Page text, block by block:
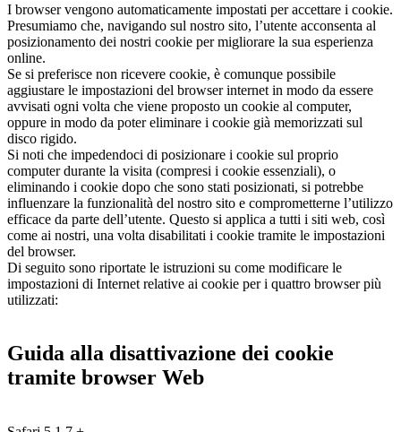
I browser vengono automaticamente impostati per accettare i cookie.
Presumiamo che, navigando sul nostro sito, l’utente acconsenta al
posizionamento dei nostri cookie per migliorare la sua esperienza
online.
Se si preferisce non ricevere cookie, è comunque possibile
aggiustare le impostazioni del browser internet in modo da essere
avvisati ogni volta che viene proposto un cookie al computer,
oppure in modo da poter eliminare i cookie già memorizzati sul
disco rigido.
Si noti che impedendoci di posizionare i cookie sul proprio
computer durante la visita (compresi i cookie essenziali), o
eliminando i cookie dopo che sono stati posizionati, si potrebbe
influenzare la funzionalità del nostro sito e comprometterne l’utilizzo
efficace da parte dell’utente. Questo si applica a tutti i siti web, così
come ai nostri, una volta disabilitati i cookie tramite le impostazioni
del browser.
Di seguito sono riportate le istruzioni su come modificare le
impostazioni di Internet relative ai cookie per i quattro browser più
utilizzati:
Guida alla disattivazione dei cookie
tramite browser Web